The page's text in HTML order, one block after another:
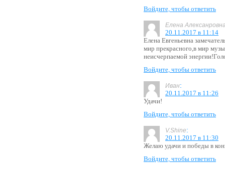
Войдите, чтобы ответить
Елена
20.11.2017 в 11:14
Елена Евгеньевна
мир прекрасного,в мир
неисчерпаемой
Войдите, чтобы ответить
Иван:
20.11.2017 в 11:26
Удачи!
Войдите, чтобы ответить
V.Shine:
20.11.2017 в 11:30
Желаю удачи и победы в
Войдите, чтобы ответить